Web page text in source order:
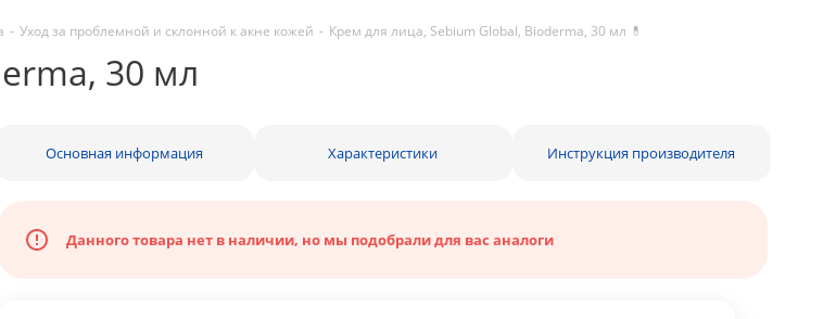
- Уход за проблемной и склонной к акне кожей - Крем для лица, Sebium Global, Bioderma, 30 мл 💊
30 мл
Основная информация Характеристики Инструкция производителя
Данного товара нет в наличии, но мы подобрали для вас аналоги